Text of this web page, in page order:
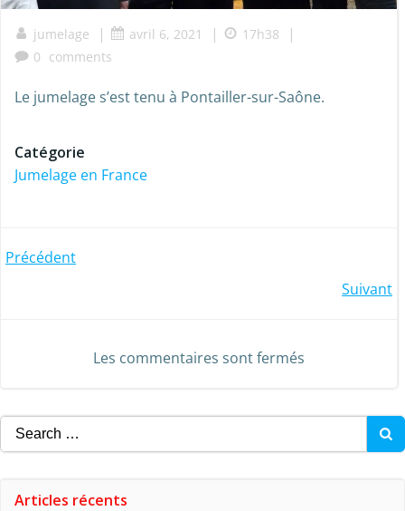
jumelage | avril 6, 2021 | 17h38 |
0 comments
Le jumelage s’est tenu à Pontailler-sur-Saône.
Catégorie
Jumelage en France
Post
Précédent
navigation
Suivant
Les commentaires sont fermés
Search
for:
Articles récents